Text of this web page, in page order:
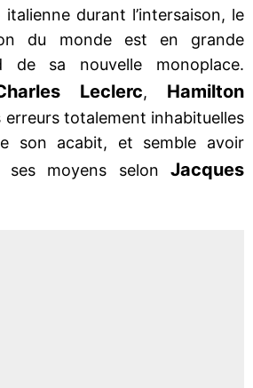
italienne durant l’intersaison, le
du monde est en grande
sa nouvelle monoplace.
Leclerc, Hamilton
totalement inhabituelles
son acabit, et semble avoir
ses moyens selon Jacques